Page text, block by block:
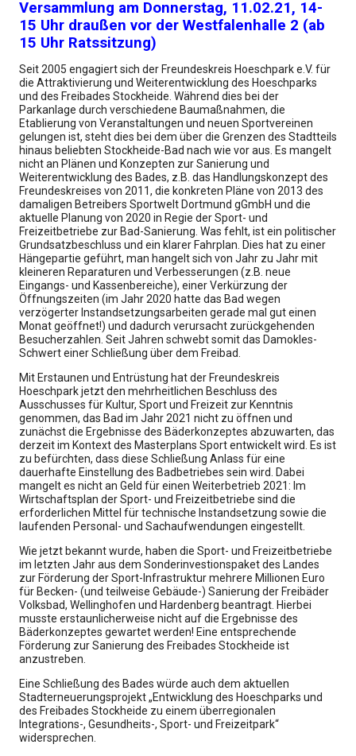
Versammlung am Donnerstag, 11.02.21, 14-
15 Uhr draußen vor der Westfalenhalle 2 (ab
15 Uhr Ratssitzung)
Seit 2005 engagiert sich der Freundeskreis Hoeschpark e.V. für
die Attraktivierung und Weiterentwicklung des Hoeschparks
und des Freibades Stockheide. Während dies bei der
Parkanlage durch verschiedene Baumaßnahmen, die
Etablierung von Veranstaltungen und neuen Sportvereinen
gelungen ist, steht dies bei dem über die Grenzen des Stadtteils
hinaus beliebten Stockheide-Bad nach wie vor aus. Es mangelt
nicht an Plänen und Konzepten zur Sanierung und
Weiterentwicklung des Bades, z.B. das Handlungskonzept des
Freundeskreises von 2011, die konkreten Pläne von 2013 des
damaligen Betreibers Sportwelt Dortmund gGmbH und die
aktuelle Planung von 2020 in Regie der Sport- und
Freizeitbetriebe zur Bad-Sanierung. Was fehlt, ist ein politischer
Grundsatzbeschluss und ein klarer Fahrplan. Dies hat zu einer
Hängepartie geführt, man hangelt sich von Jahr zu Jahr mit
kleineren Reparaturen und Verbesserungen (z.B. neue
Eingangs- und Kassenbereiche), einer Verkürzung der
Öffnungszeiten (im Jahr 2020 hatte das Bad wegen
verzögerter Instandsetzungsarbeiten gerade mal gut einen
Monat geöffnet!) und dadurch verursacht zurückgehenden
Besucherzahlen. Seit Jahren schwebt somit das Damokles-
Schwert einer Schließung über dem Freibad.
Mit Erstaunen und Entrüstung hat der Freundeskreis
Hoeschpark jetzt den mehrheitlichen Beschluss des
Ausschusses für Kultur, Sport und Freizeit zur Kenntnis
genommen, das Bad im Jahr 2021 nicht zu öffnen und
zunächst die Ergebnisse des Bäderkonzeptes abzuwarten, das
derzeit im Kontext des Masterplans Sport entwickelt wird. Es ist
zu befürchten, dass diese Schließung Anlass für eine
dauerhafte Einstellung des Badbetriebes sein wird. Dabei
mangelt es nicht an Geld für einen Weiterbetrieb 2021: Im
Wirtschaftsplan der Sport- und Freizeitbetriebe sind die
erforderlichen Mittel für technische Instandsetzung sowie die
laufenden Personal- und Sachaufwendungen eingestellt.
Wie jetzt bekannt wurde, haben die Sport- und Freizeitbetriebe
im letzten Jahr aus dem Sonderinvestionspaket des Landes
zur Förderung der Sport-Infrastruktur mehrere Millionen Euro
für Becken- (und teilweise Gebäude-) Sanierung der Freibäder
Volksbad, Wellinghofen und Hardenberg beantragt. Hierbei
musste erstaunlicherweise nicht auf die Ergebnisse des
Bäderkonzeptes gewartet werden! Eine entsprechende
Förderung zur Sanierung des Freibades Stockheide ist
anzustreben.
Eine Schließung des Bades würde auch dem aktuellen
Stadterneuerungsprojekt „Entwicklung des Hoeschparks und
des Freibades Stockheide zu einem überregionalen
Integrations-, Gesundheits-, Sport- und Freizeitpark“
widersprechen.